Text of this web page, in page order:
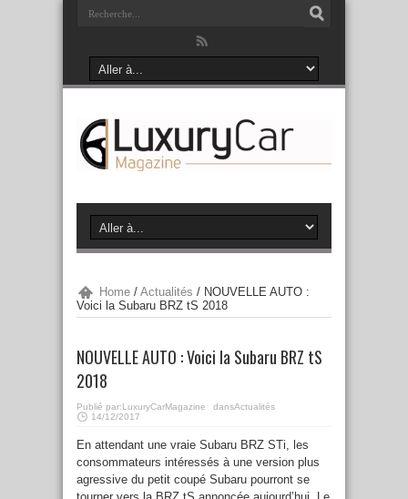
Home / Actualités / NOUVELLE AUTO :
Voici la Subaru BRZ tS 2018
NOUVELLE AUTO : Voici la Subaru BRZ tS
2018
Publié par: LuxuryCarMagazine dansActualités
14/12/2017
En attendant une vraie Subaru BRZ STi, les
consommateurs intéressés à une version plus
agressive du petit coupé Subaru pourront se